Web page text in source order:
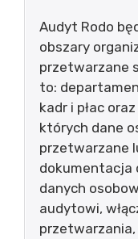
Audyt Rodo
obszary
przetwarzane
to:
kadr i płac
których dane
przetwarzane
dokumentacja
danych
audytowi,